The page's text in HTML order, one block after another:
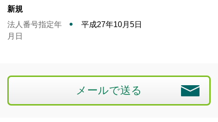
新規
法人番号指定年
月日
平成27年10月5日
メールで送る